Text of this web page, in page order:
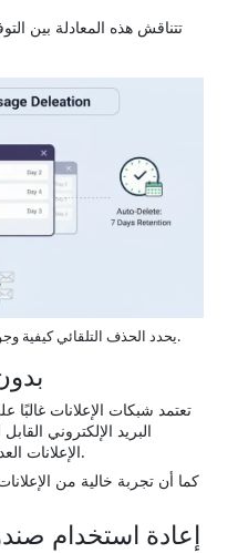
تتناقش هذه المعادلة بين
يحدد الحذف التلقائي كيفية وجود رسائل البريد الإلكتروني المؤقتة.
تعتمد شبكات الإعلانات غالبًا
البريد الإلكتروني
الإعلانات العدوانية لتقليل التتبع ومشاركة البيانات.
كما أن تجربة خالية من
إعادة استخدام